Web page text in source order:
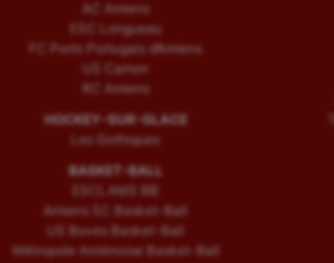
AC Amiens
ESC Longueau
FC Porto Portugais d’Amiens
US Camon
RC Amiens
HOCKEY-SUR-GLACE
Les Gothiques
BASKET-BALL
ESCLAMS BB
Amiens SC Basket-Ball
US Boves Basket-Ball
Métropole Amiénoise Basket-Ball